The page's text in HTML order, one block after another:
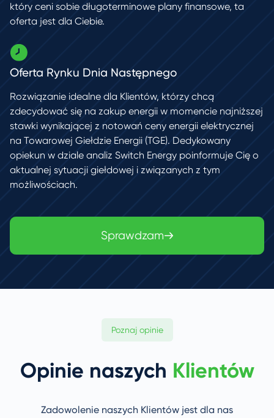
który ceni sobie długoterminowe plany finansowe, ta
oferta jest dla Ciebie.
Oferta Rynku Dnia Następnego
Rozwiązanie idealne dla Klientów, którzy chcą
zdecydować się na zakup energii w momencie najniższej
stawki wynikającej z notowań ceny energii elektrycznej
na Towarowej Giełdzie Energii (TGE). Dedykowany
opiekun w dziale analiz Switch Energy poinformuje Cię o
aktualnej sytuacji giełdowej i związanych z tym
możliwościach.
Sprawdzam
Poznaj opinie
Opinie naszych Klientów
Zadowolenie naszych Klientów jest dla nas